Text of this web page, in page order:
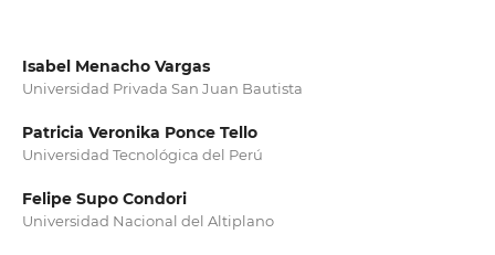
Isabel Menacho Vargas
Universidad Privada San Juan Bautista
Patricia Veronika Ponce Tello
Universidad Tecnológica del Perú
Felipe Supo Condori
Universidad Nacional del Altiplano